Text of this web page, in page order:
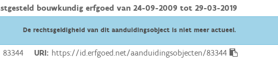
bouwkundig erfgoed van 24-09-2009 tot 29-03-2019
De rechtsgeldigheid van dit aanduidingsobject is niet meer actueel.
83344 URI https://id.erfgoed.net/aanduidingsobjecten/83344